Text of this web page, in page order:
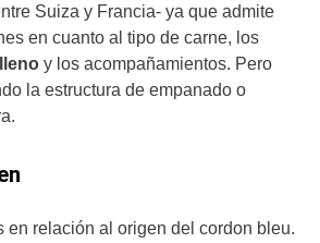
Suiza y Francia- ya que admite
en cuanto al tipo de carne, los
y los acompañamientos. Pero
la estructura de empanado o
en relación al origen del cordon bleu.